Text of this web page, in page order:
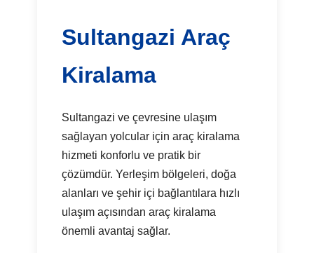
Sultangazi Araç
Kiralama
Sultangazi ve çevresine ulaşım
sağlayan yolcular için araç kiralama
hizmeti konforlu ve pratik bir
çözümdür. Yerleşim bölgeleri, doğa
alanları ve şehir içi bağlantılara hızlı
ulaşım açısından araç kiralama
önemli avantaj sağlar.